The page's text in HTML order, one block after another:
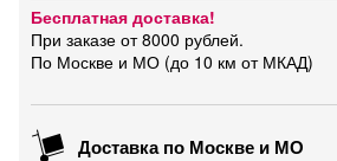
Бесплатная доставка!
При заказе от 8000 рублей.
По Москве и МО (до 10 км от МКАД)
Доставка по Москве и МО